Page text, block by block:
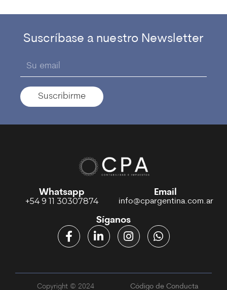
Suscríbase a nuestro Newsletter
Suscribirme
Whatsapp
+54 9 11 30307874
Email
info@cpargentina.com.ar
Síganos
Copyright © 2024 Código de Conducta